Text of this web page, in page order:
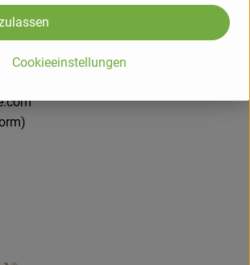
der natürlichen Pflanzenwelt und
und äußere Balance.
ÖKO-007 (Prüfgesellschaft ökologischer
Cookieeinstellungen